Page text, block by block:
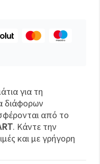
για τη
διάφορων
από το
. Κάντε την
και με γρήγορη